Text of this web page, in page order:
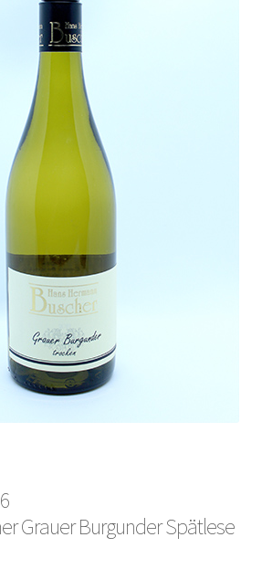
Grauer Burgunder Spätlese